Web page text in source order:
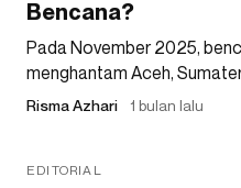
Bencana?
Pada November 2025,
menghantam Aceh,
Risma Azhari 1 bulan lalu
EDITORIAL